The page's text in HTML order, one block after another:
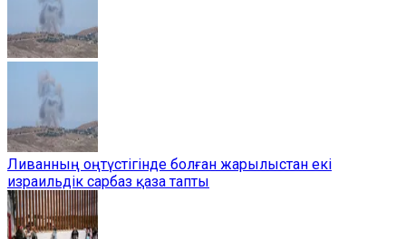
Ливанның оңтүстігінде болған жарылыстан екі
израильдік сарбаз қаза тапты